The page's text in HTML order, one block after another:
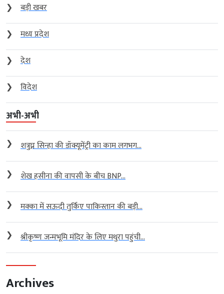
❯
बड़ी खबर
❯
मध्य प्रदेश
❯
देश
❯
विदेश
अभी-अभी
❯ शत्रुघ्न सिन्हा की डॉक्यूमेंट्री का काम लगभग...
❯ शेख हसीना की वापसी के बीच BNP...
❯ मक्का में सऊदी तुर्किए पाकिस्तान की बड़ी...
❯ श्रीकृष्ण जन्मभूमि मंदिर के लिए मथुरा पहुंची...
Archives